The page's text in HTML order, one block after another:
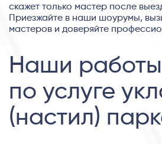
скажет только мастер после
Приезжайте в наши шоурумы,
мастеров и доверяйте
Наши
по услуге
(настил)